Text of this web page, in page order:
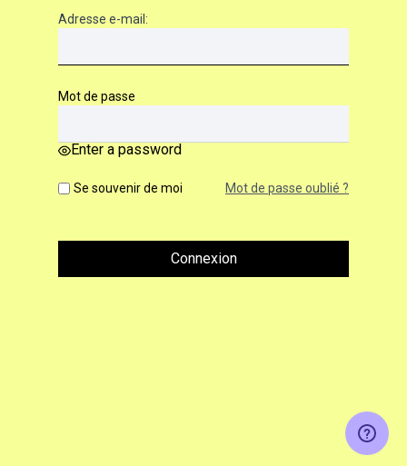
Adresse e-mail:
Mot de passe
Enter a password
Se souvenir de moi Mot de passe oublié ?
Connexion